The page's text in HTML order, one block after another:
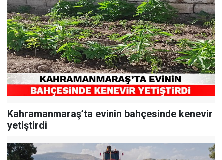
Kahramanmaraş’ta evinin bahçesinde kenevir
yetiştirdi